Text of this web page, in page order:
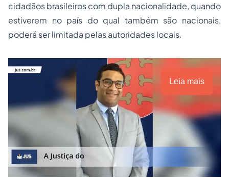
cidadãos brasileiros com dupla nacionalidade, quando
estiverem no país do qual também são nacionais,
poderá ser limitada pelas autoridades locais.
Leia mais